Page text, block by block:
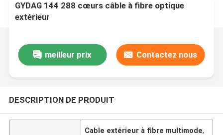
GYDAG 144 288 cœurs câble à fibre optique
extérieur
meilleur prix Contactez nous
DESCRIPTION DE PRODUIT
Cable extérieur à fibre multimode,